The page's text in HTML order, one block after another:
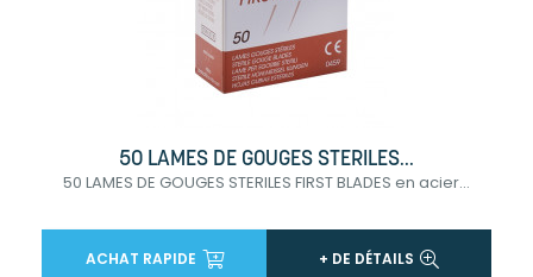
50 LAMES DE GOUGES STERILES...
50 LAMES DE GOUGES STERILES FIRST BLADES en acier...
ACHAT RAPIDE + DE DÉTAILS